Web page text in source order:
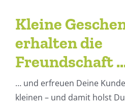
Kleine
erhalten die
Freundschaft
… und erfreuen Deine
kleinen – und damit holst